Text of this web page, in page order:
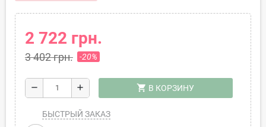
2 722 грн.
3 402 грн. -20%
remove add shopping_cart В КОРЗИНУ
БЫСТРЫЙ ЗАКАЗ